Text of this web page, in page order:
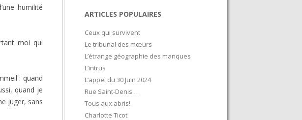
humilité
moi qui
: quand
quand je
juger, sans
ARTICLES POPULAIRES
Ceux qui survivent
Le tribunal des mœurs
L’étrange géographie des manques
L’intrus
L’appel du 30 Juin 2024
Rue Saint-Denis…
Tous aux abris!
Charlotte Ticot